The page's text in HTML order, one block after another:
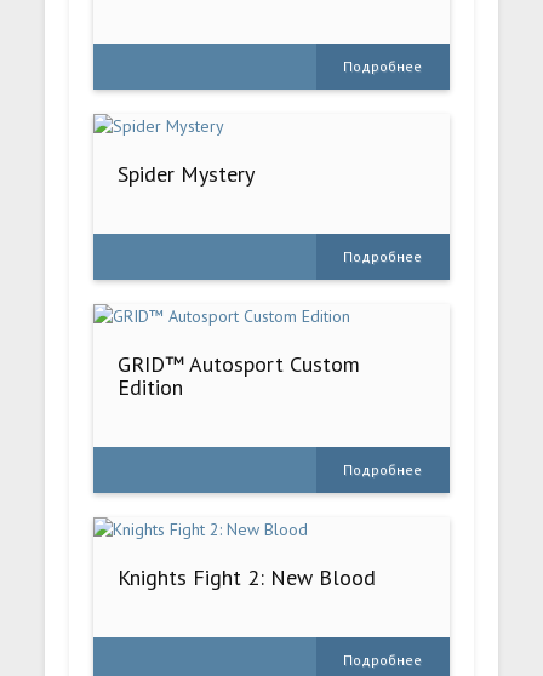
Подробнее
Spider Mystery
Подробнее
GRID™ Autosport Custom
Edition
Подробнее
Knights Fight 2: New Blood
Подробнее